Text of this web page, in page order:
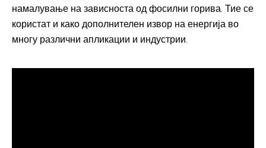
намалување на зависноста од фосилни горива. Тие се
користат и како дополнителен извор на енергија во
многу различни апликации и индустрии.